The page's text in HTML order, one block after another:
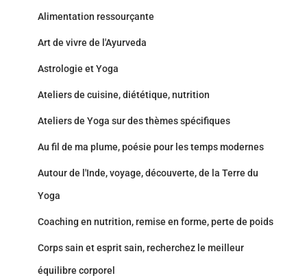
Alimentation ressourçante
Art de vivre de l'Ayurveda
Astrologie et Yoga
Ateliers de cuisine, diététique, nutrition
Ateliers de Yoga sur des thèmes spécifiques
Au fil de ma plume, poésie pour les temps modernes
Autour de l'Inde, voyage, découverte, de la Terre du
Yoga
Coaching en nutrition, remise en forme, perte de poids
Corps sain et esprit sain, recherchez le meilleur
équilibre corporel